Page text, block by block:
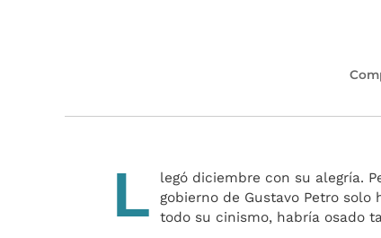
L
legó diciembre con su alegría.
gobierno de Gustavo Petro solo
todo su cinismo, habría osado